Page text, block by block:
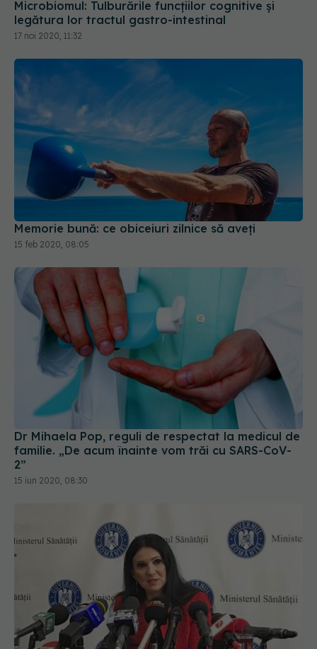
Memorie bună: ce obiceiuri zilnice să aveți
15 feb 2020, 08:05
Dr Mihaela Pop, reguli de respectat la medicul de
familie. „De acum înainte vom trăi cu SARS-CoV-
15 iun 2020, 08:30
Ziua Internațională a medicului de familie - 19
mai. Mesaj Sorina Pintea